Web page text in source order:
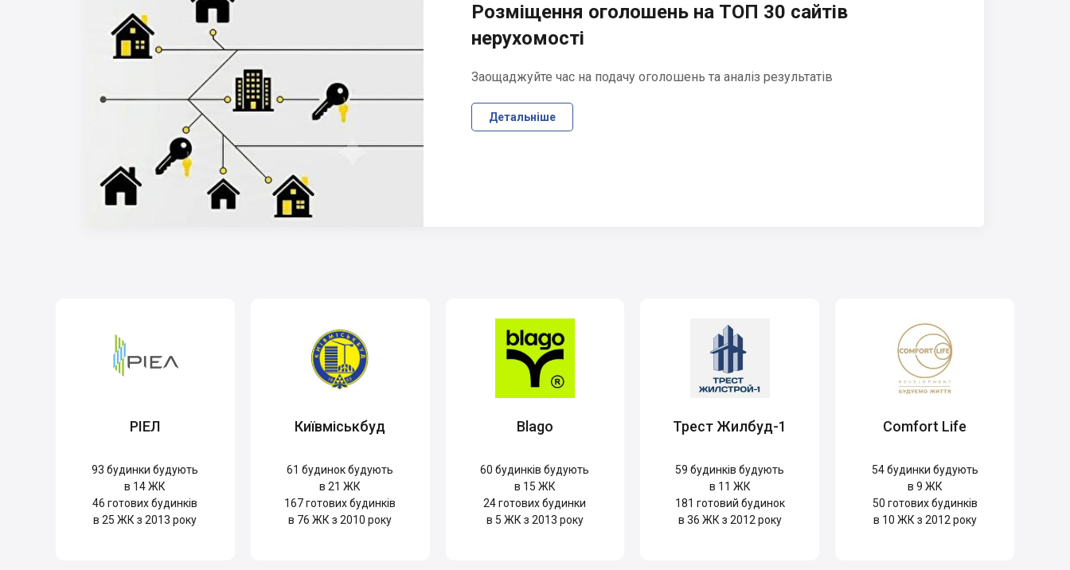
Розміщення оголошень на ТОП 30 сайтів
нерухомості
Заощаджуйте час на подачу оголошень та аналіз результатів
Детальніше
РІЕЛ
93 будинки будують
в 14 ЖК
46 готових будинків
в 25 ЖК з 2013 року
Київміськбуд
61 будинок будують
в 21 ЖК
167готових будинків
в 76 ЖК з 2010 року
Blago
60 будинків будують
в 15 ЖК
24готових будинки
в 5 ЖК з 2013 року
Трест Жилбуд-1
59 будинків будують
в 11 ЖК
181 готовий будинок
в 36 ЖК з 2012 року
Comfort Life
54будинки будують
в 9 ЖК
50 готових будинків
в 10 ЖК з 2012 року